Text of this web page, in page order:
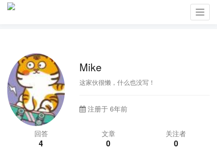
Mike
这家伙很懒，什么也没写！
注册于 6年前
回答
4
文章
0
关注者
0